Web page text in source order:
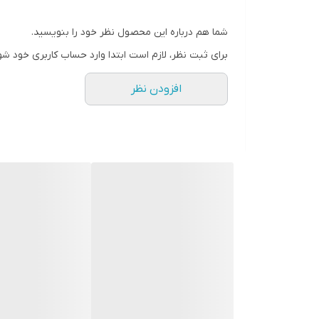
شما هم درباره این محصول نظر خود را بنویسید.
برای ثبت نظر، لازم است ابتدا وارد حساب کاربری خود
افزودن نظر